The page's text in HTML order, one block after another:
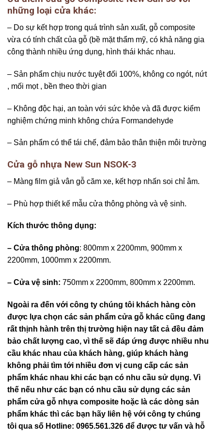
những loại cửa khác:
– Do sự kết hợp trong quá trình sản xuất, gỗ composite
vừa có tính chất của gỗ (bề mặt thẩm mỹ, có khả năng gia
công thành nhiều ứng dụng, hình thái khác nhau.
– Sản phẩm chịu nước tuyệt đối 100%, không co ngót, nứt
, mối mọt , bền theo thời gian
– Không độc hại, an toàn với sức khỏe và đã được kiểm
nghiệm chứng minh không chứa Formandehyde
– Sản phẩm có thể tái chế, đảm bảo thân thiện môi trường
Cửa gỗ nhựa New Sun NSOK-3
– Màng film giả vân gỗ căm xe, kết hợp nhấn soi chỉ âm.
– Phù hợp thiết kế mẫu cửa thông phòng và vệ sinh.
Kích thước thông dụng:
– Cửa thông phòng: 800mm x 2200mm, 900mm x
2200mm, 1000mm x 2200mm.
– Cửa vệ sinh: 750mm x 2200mm, 800mm x 2200mm.
Ngoài ra đến với công ty chúng tôi khách hàng còn
được lựa chọn các sản phẩm cửa gỗ khác cũng đang
rất thịnh hành trên thị trường hiện nay tất cả đều đảm
bảo chất lượng cao, vì thế sẽ đáp ứng được nhiều nhu
cầu khác nhau của khách hàng, giúp khách hàng
không phải tìm tới nhiều đơn vị cung cấp các sản
phẩm khác nhau khi các bạn có nhu cầu sử dụng. Vì
thế nếu như các bạn có nhu cầu sử dụng các sản
phẩm cửa gỗ nhựa composite hoặc là các dòng sản
phẩm khác thì các bạn hãy liên hệ với công ty chúng
tôi qua số Hotline: 0965.561.326 để được tư vấn và hỗ